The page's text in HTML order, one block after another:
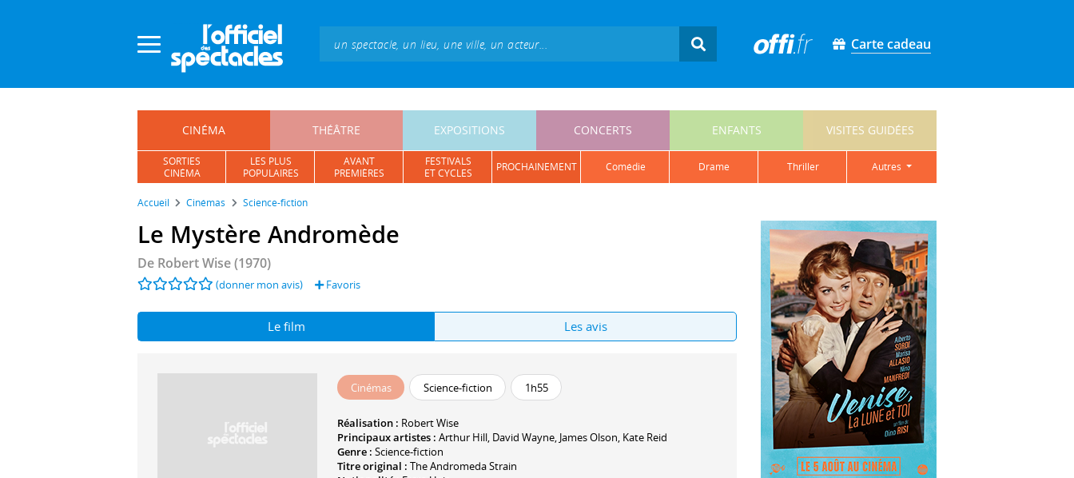
Carte cadeau
CINÉMA THÉÂTRE EXPOSITIONS CONCERTS ENFANTS VISITES GUIDÉES
SORTIES
CINÉMA
LES PLUS
POPULAIRES
AVANT
PREMIÈRES
FESTIVALS
ET CYCLES
PROCHAINEMENT comédie drame thriller autres
Accueil Cinémas Science-fiction
Le Mystère Andromède
De Robert Wise(1970)
(donner mon avis) Favoris
Le film Les avis
Cinémas Science-fiction 1h55
Réalisation : Robert Wise
Principaux artistes : Arthur Hill, David Wayne, James Olson, Kate Reid
Genre : Science-fiction
Titre original : The Andromeda Strain